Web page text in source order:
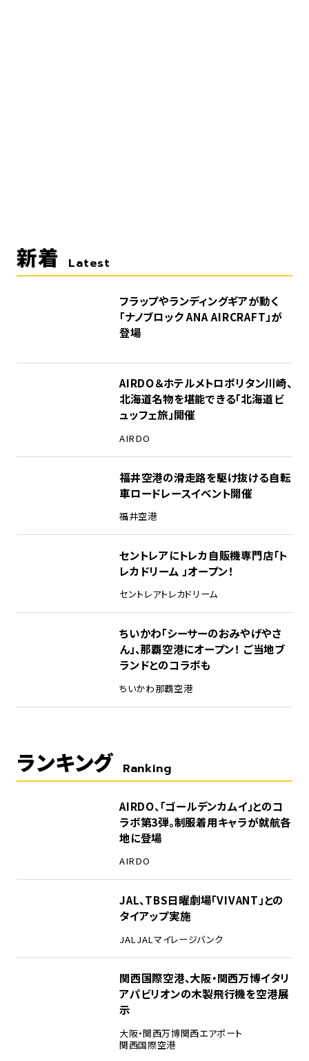
新着 Latest
フラップやランディングギアが動く
「ナノブロック ANA AIRCRAFT」が
登場
AIRDO＆ホテルメトロポリタン川崎、
北海道名物を堪能できる「北海道ビ
ュッフェ旅」開催
AIRDO
福井空港の滑走路を駆け抜ける自転
車ロードレースイベント開催
福井空港
セントレアにトレカ自販機専門店「ト
レカドリーム 」オープン！
セントレアトレカドリーム
ちいかわ「シーサーのおみやげやさ
ん」、那覇空港にオープン！ ご当地ブ
ランドとのコラボも
ちいかわ那覇空港
ランキング Ranking
AIRDO、「ゴールデンカムイ」とのコ
ラボ第3弾。制服着用キャラが就航各
地に登場
AIRDO
JAL、TBS日曜劇場「VIVANT」との
タイアップ実施
JAL JALマイレージバンク
関西国際空港、大阪・関西万博イタリ
アパビリオンの木製飛行機を空港展
示
大阪・関西万博関西エアポート
関西国際空港